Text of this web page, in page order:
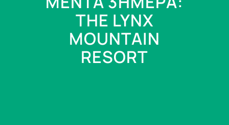
THE LYNX
MOUNTAIN
RESORT